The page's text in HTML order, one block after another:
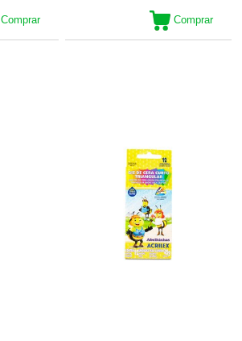
Comprar Comprar